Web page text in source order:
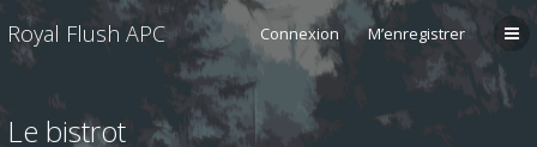
Royal Flush APC Connexion M’enregistrer
Le bistrot